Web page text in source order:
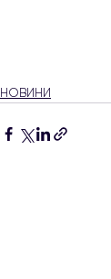
НОВИНИ